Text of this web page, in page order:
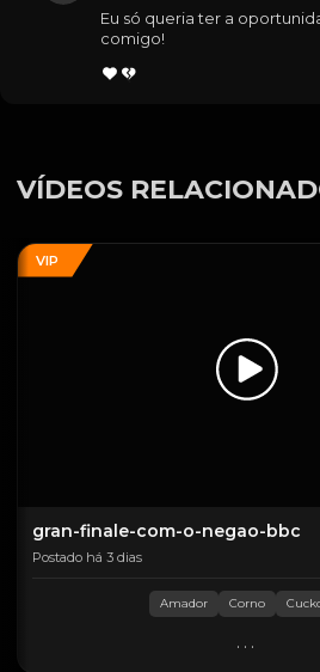
Eu só queria ter a
comigo!
VÍDEOS
VIP
gran-finale-com-o-negao-bbc
Postado há 3 dias
Amador Corno
...